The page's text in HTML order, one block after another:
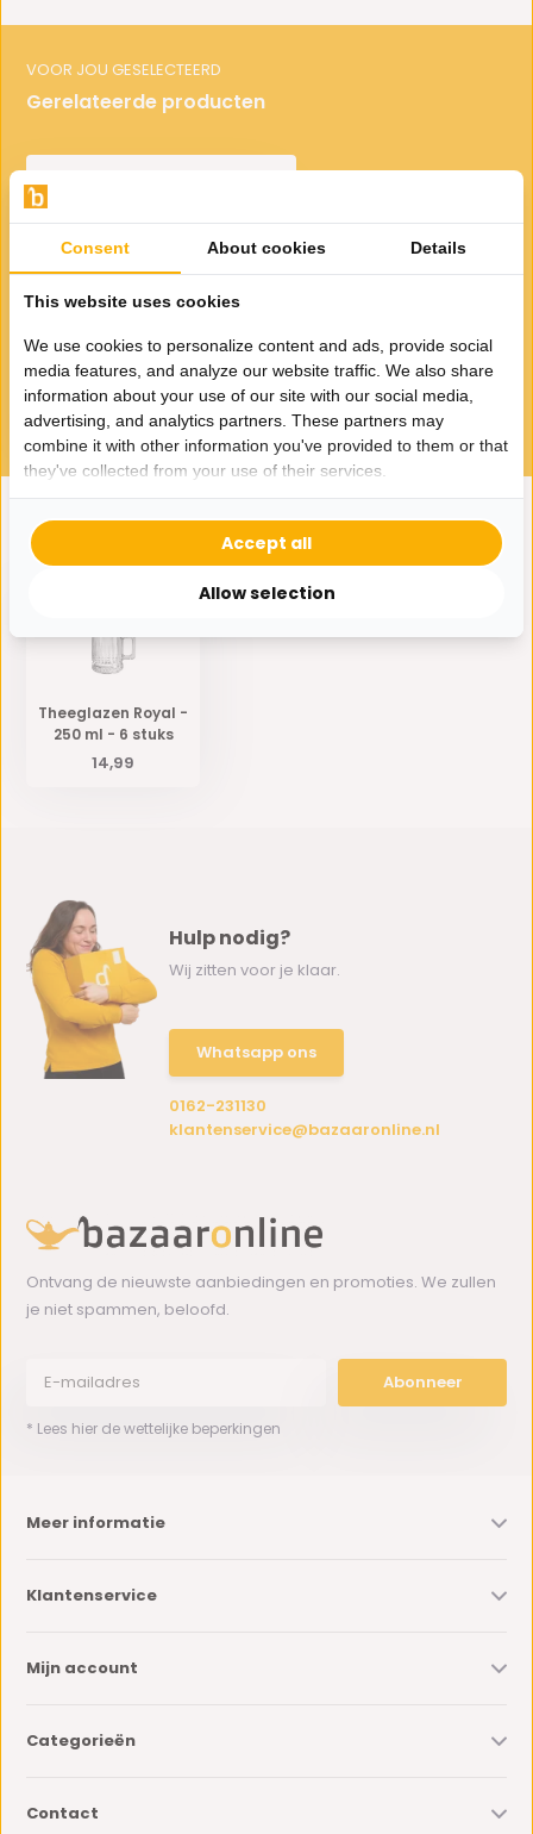
VOOR JOU GESELECTEERD
Gerelateerde producten
Drinkglas Royal - 350 ml - 6
14,55
Eerder bekeken door jou
Theeglazen Royal -
250 ml - 6 stuks
14,99
Hulp nodig?
Wij zitten voor je klaar.
Whatsapp ons
0162-231130
klantenservice@bazaaronline.nl
Ontvang de nieuwste aanbiedingen en promoties. We zullen
je niet spammen, beloofd.
Abonneer
* Lees hier de wettelijke beperkingen
Meer informatie
Klantenservice
Mijn account
Categorieën
Contact
Consent About cookies Details
This website uses cookies
We use cookies to personalize content and ads, provide social
media features, and analyze our website traffic. We also share
information about your use of our site with our social media,
advertising, and analytics partners. These partners may
combine it with other information you've provided to them or that
they've collected from your use of their services.
Allow selection
Accept all